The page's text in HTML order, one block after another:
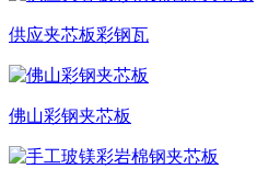
供应夹芯板彩钢瓦
佛山彩钢夹芯板